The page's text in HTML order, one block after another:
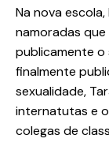
Na nova
namoradas
publicamente o
finalmente
sexualidade,
internatutas e
colegas de